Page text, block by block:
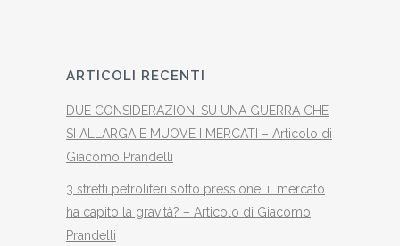
ARTICOLI RECENTI
DUE CONSIDERAZIONI SU UNA GUERRA CHE
SI ALLARGA E MUOVE I MERCATI – Articolo di
Giacomo Prandelli
3 stretti petroliferi sotto pressione: il mercato
ha capito la gravità? – Articolo di Giacomo
Prandelli